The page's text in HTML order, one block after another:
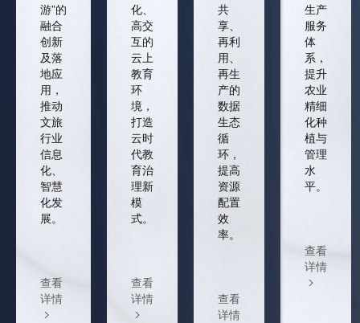
游”的
融合
创新
及落
地应
用，
推动
文旅
行业
信息
化、
智慧
化发
展。
查看
详情
化、
高交
互的
云上
教育
环
境，
打造
云时
代教
育治
理新
模
式。
查看
详情
共
享、
再利
用、
再生
产的
数据
生态
循
环，
提高
资源
配置
效
率。
查看
详情
生产
服务
体
系，
提升
农业
精细
化种
植与
管理
水
平。
查看
详情